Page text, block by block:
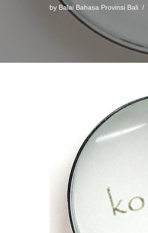
by Balai Bahasa Provinsi Bali